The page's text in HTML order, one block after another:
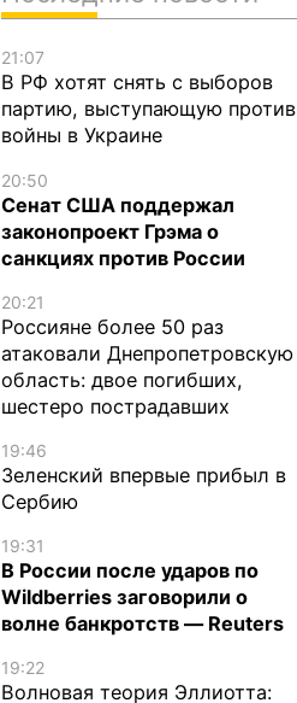
21:07
В РФ хотят снять с выборов
партию, выступающую против
войны в Украине
20:50
Сенат США поддержал
законопроект Грэма о
санкциях против России
20:21
Россияне более 50 раз
атаковали Днепропетровскую
область: двое погибших,
шестеро пострадавших
19:46
Зеленский впервые прибыл в
Сербию
19:31
В России после ударов по
Wildberries заговорили о
волне банкротств — Reuters
19:22
Волновая теория Эллиотта: